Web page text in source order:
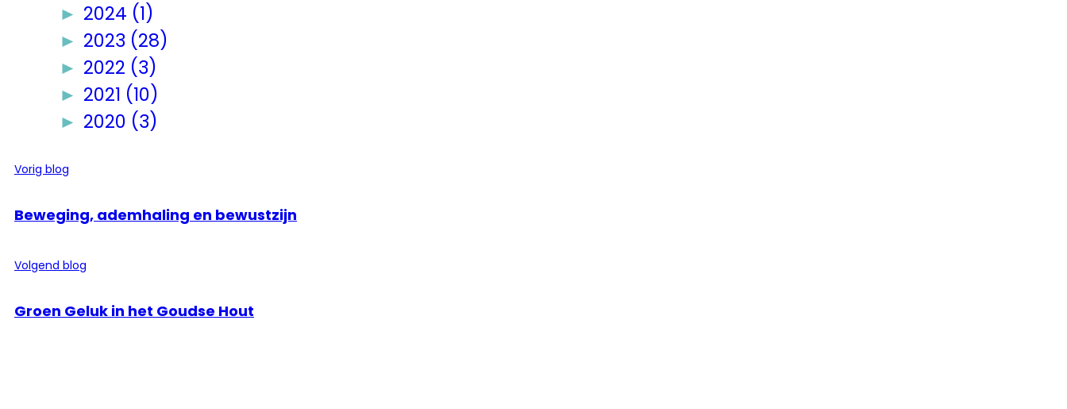
► 2024 (1)
► 2023 (28)
► 2022 (3)
► 2021 (10)
► 2020 (3)
Vorig blog
Beweging, ademhaling en bewustzijn
Volgend blog
Groen Geluk in het Goudse Hout